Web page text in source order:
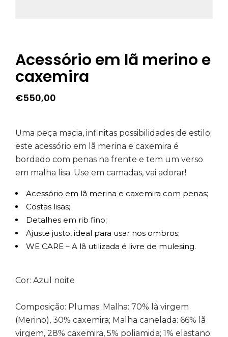
Acessório em lã merino e
caxemira
€550,00
Uma peça macia, infinitas possibilidades de estilo:
este acessório em lã merina e caxemira é
bordado com penas na frente e tem um verso
em malha lisa. Use em camadas, vai adorar!
Acessório em lã merina e caxemira com penas;
Costas lisas;
Detalhes em rib fino;
Ajuste justo, ideal para usar nos ombros;
WE CARE – A lã utilizada é livre de mulesing.
Cor: Azul noite
Composição: Plumas; Malha: 70% lã virgem
(Merino), 30% caxemira; Malha canelada: 66% lã
virgem, 28% caxemira, 5% poliamida; 1% elastano.